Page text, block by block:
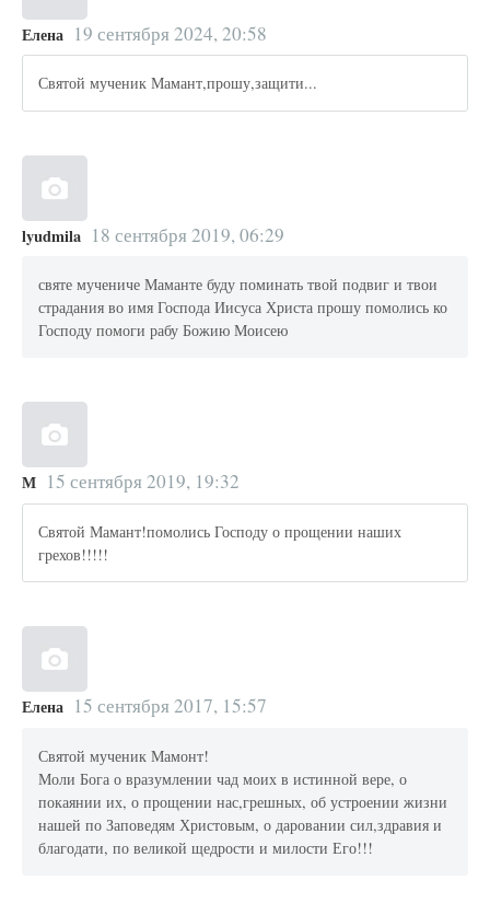
Елена 19 сентября 2024, 20:58
Святой мученик Мамант,прошу,защити...
lyudmila 18 сентября 2019, 06:29
святе мучениче Маманте буду поминать твой подвиг и твои
страдания во имя Господа Иисуса Христа прошу помолись ко
Господу помоги рабу Божию Моисею
М 15 сентября 2019, 19:32
Святой Мамант!помолись Господу о прощении наших
грехов!!!!!
Елена 15 сентября 2017, 15:57
Святой мученик Мамонт!
Моли Бога о вразумлении чад моих в истинной вере, о
покаянии их, о прощении нас,грешных, об устроении жизни
нашей по Заповедям Христовым, о даровании сил,здравия и
благодати, по великой щедрости и милости Его!!!